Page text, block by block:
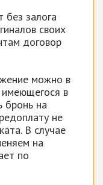
без залога
своих
договор
можно в
имеющегося в
бронь на
не
В случае
на
по